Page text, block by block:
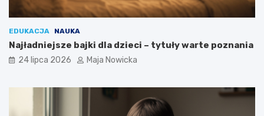
EDUKACJA NAUKA
Najładniejsze bajki dla dzieci – tytuły warte poznania
24 lipca 2026 Maja Nowicka